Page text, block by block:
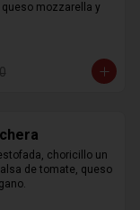
mozzarella y
choricillo un
de tomate, queso